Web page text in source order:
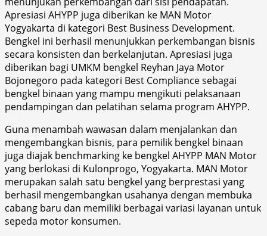
Apresiasi AHYPP juga diberikan ke MAN Motor
Yogyakarta di kategori Best Business Development.
Bengkel ini berhasil menunjukkan perkembangan bisnis
secara konsisten dan berkelanjutan. Apresiasi juga
diberikan bagi UMKM bengkel Reyhan Jaya Motor
Bojonegoro pada kategori Best Compliance sebagai
bengkel binaan yang mampu mengikuti pelaksanaan
pendampingan dan pelatihan selama program AHYPP.
Guna menambah wawasan dalam menjalankan dan
mengembangkan bisnis, para pemilik bengkel binaan
juga diajak benchmarking ke bengkel AHYPP MAN Motor
yang berlokasi di Kulonprogo, Yogyakarta. MAN Motor
merupakan salah satu bengkel yang berprestasi yang
berhasil mengembangkan usahanya dengan membuka
cabang baru dan memiliki berbagai variasi layanan untuk
sepeda motor konsumen.